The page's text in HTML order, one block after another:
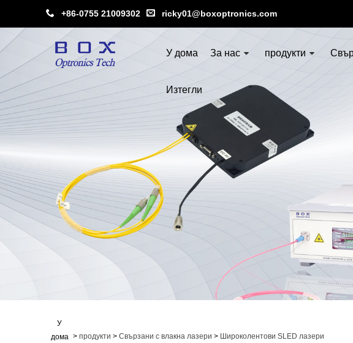
+86-0755 21009302 ricky01@boxoptronics.com
У дома За нас продукти
Изтегли
У
дома > продукти > Свързани с влакна лазери > Широколентови SLED лазери